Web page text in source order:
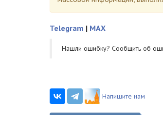
Telegram | MAX
Нашли ошибку? Cообщить об
Напишите нам